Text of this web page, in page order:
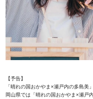
【予告】
「晴れの国おかやま×瀬戸内の多島美
岡山県では「晴れの国おかやま×瀬戸